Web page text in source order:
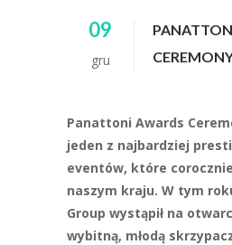
09
gru
Panattoni Awards
jeden z najbardziej
eventów, które
naszym kraju. W tym
Group wystąpił na
wybitną, młodą